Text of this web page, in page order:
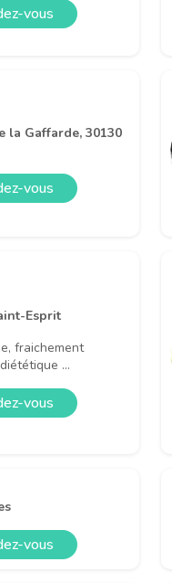
vous
la Gaffarde, 30130
vous
Esprit
fraichement
...
vous
vous